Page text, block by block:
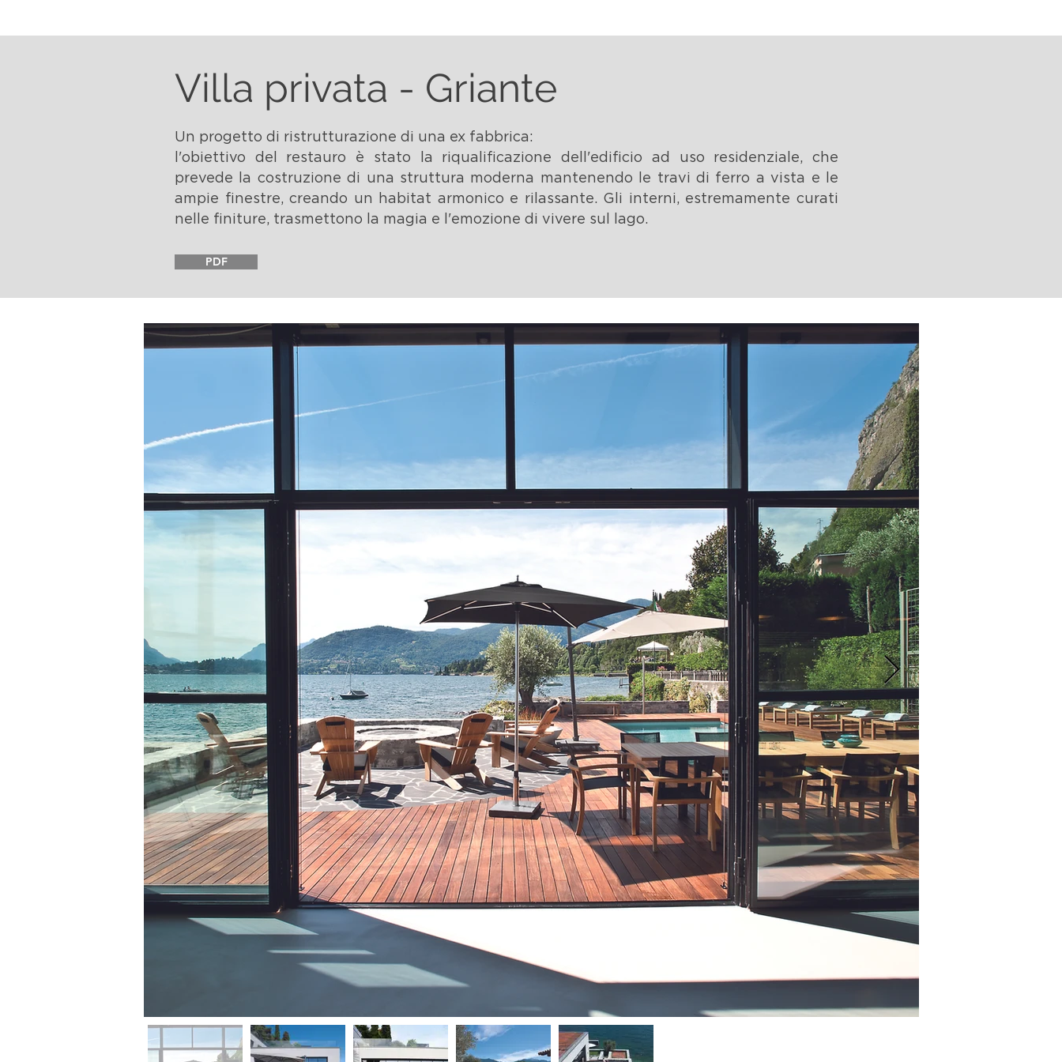
Villa privata - Griante
Un progetto di ristrutturazione di una ex fabbrica:
l'obiettivo del restauro è stato la riqualificazione dell'edificio ad uso residenziale, che
prevede la costruzione di una struttura moderna mante­nendo le travi di ferro a vista e le
ampie finestre, creando un ha­bitat armonico e rilassante. Gli interni, estremamente curati
nelle finiture, trasmettono la magia e l'emozione di vivere sul lago.
PDF